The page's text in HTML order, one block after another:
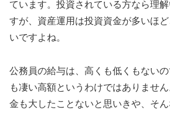
ています。投資されている方なら理
すが、資産運用は投資資金が多いほ
いですよね。
公務員の給与は、高くも低くもない
も凄い高額というわけではありませ
金も大したことないと思いきや、そ